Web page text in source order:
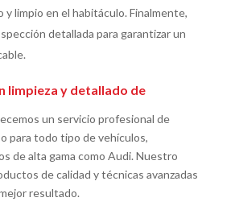
y limpio en el habitáculo. Finalmente,
detallada para garantizar un
limpieza y detallado de
un servicio profesional de
para todo tipo de vehículos,
de alta gama como Audi. Nuestro
de calidad y técnicas avanzadas
resultado.